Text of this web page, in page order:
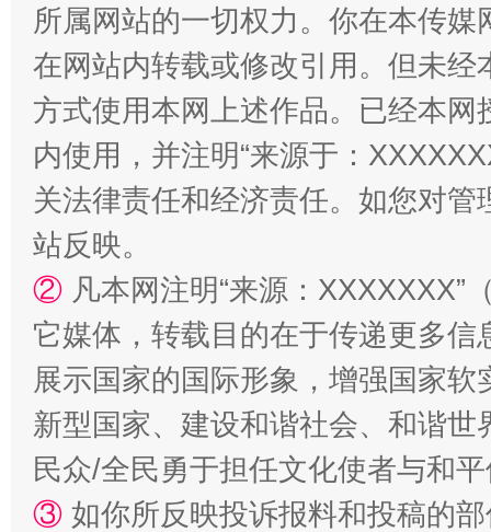
阿坝州三大球赛在茂县开幕 规模
国家大学科技园优化重塑工作
所属网站的一切权力。你在本传
在网站内转载或修改引用。但未
方式使用本网上述作品。已经本
内使用，并注明“来源于：
关法律责任和经济责任。如您对
站反映。
② 凡本网注明“来源：
它媒体，转载目的在于传递更多
展示国家的国际形象，增强国家
新型国家、建设和谐社会、和谐
民众/全民勇于担任文化使者与和
③ 如你所反映投诉报料和投稿的